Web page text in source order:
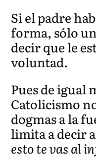
Si el padre
forma, sólo
decir que le
voluntad.
Pues de igual
Catolicismo
dogmas a la
limita a decir
esto te vas al